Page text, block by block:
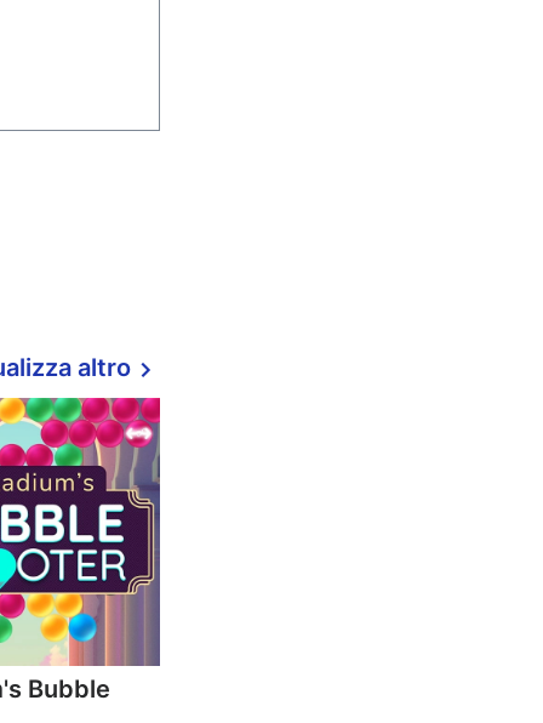
altro
Bubble